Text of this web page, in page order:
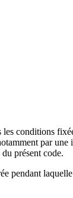
les conditions
par
présent code.
pendant